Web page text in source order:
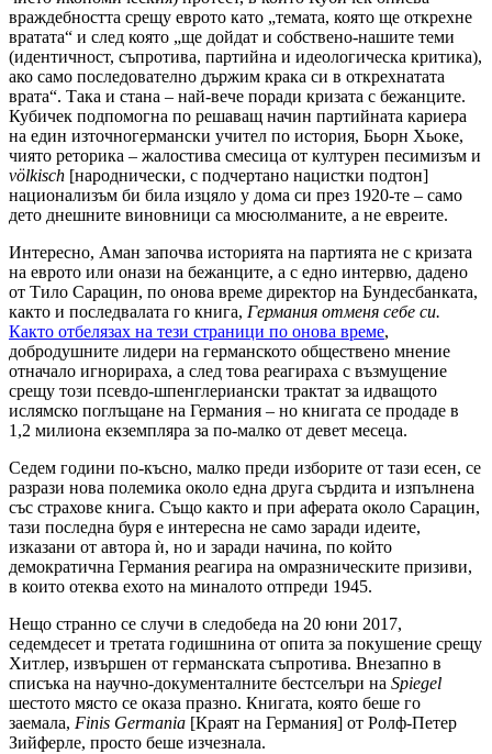
враждебността срещу еврото като „темата, която ще открехне
вратата“ и след която „ще дойдат и собствено-нашите теми
(идентичност, съпротива, партийна и идеологическа критика),
ако само последователно държим крака си в открехнатата
врата“. Така и стана – най-вече поради кризата с бежанците.
Кубичек подпомогна по решаващ начин партийната кариера
на един източногермански учител по история, Бьорн Хьоке,
чиято реторика – жалостива смесица от културен песимизъм и
völkisch [народнически, с подчертано нацистки подтон]
национализъм би била изцяло у дома си през 1920-те – само
дето днешните виновници са мюсюлманите, а не евреите.
Интересно, Аман започва историята на партията не с кризата
на еврото или онази на бежанците, а с едно интервю, дадено
от Тило Сарацин, по онова време директор на Бундесбанката,
както и последвалата го книга, Германия отменя себе си.
Както отбелязах на тези страници по онова време,
добродушните лидери на германското обществено мнение
отначало игнорираха, а след това реагираха с възмущение
срещу този псевдо-шпенглериански трактат за идващото
ислямско поглъщане на Германия – но книгата се продаде в
1,2 милиона екземпляра за по-малко от девет месеца.
Седем години по-късно, малко преди изборите от тази есен, се
разрази нова полемика около една друга сърдита и изпълнена
със страхове книга. Също както и при аферата около Сарацин,
тази последна буря е интересна не само заради идеите,
изказани от автора ѝ, но и заради начина, по който
демократична Германия реагира на омразническите призиви,
в които отеква ехото на миналото отпреди 1945.
Нещо странно се случи в следобеда на 20 юни 2017,
седемдесет и третата годишнина от опита за покушение срещу
Хитлер, извършен от германската съпротива. Внезапно в
списъка на научно-документалните бестселъри на Spiegel
шестото място се оказа празно. Книгата, която беше го
заемала, Finis Germania [Краят на Германия] от Ролф-Петер
Зийферле, просто беше изчезнала.